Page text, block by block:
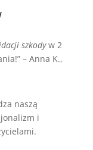
szkodyw 2
– Anna K.,
naszą
i